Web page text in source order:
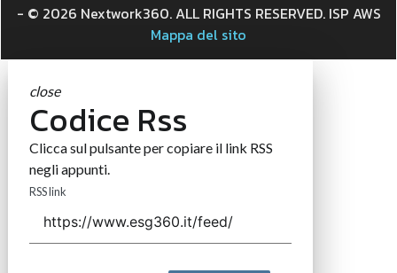
- © 2026 Nextwork360. ALL RIGHTS RESERVED. ISP AWS
Mappa del sito
close
Codice Rss
Clicca sul pulsante per copiare il link RSS
negli appunti.
RSS link